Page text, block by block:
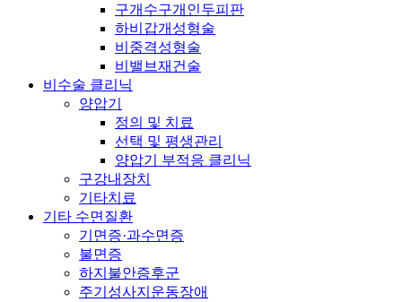
구개수구개인두피판
하비갑개성형술
비중격성형술
비밸브재건술
비수술 클리닉
양압기
정의 및 치료
선택 및 평생관리
양압기 부적응 클리닉
구강내장치
기타치료
기타 수면질환
기면증·과수면증
불면증
하지불안증후군
주기성사지운동장애